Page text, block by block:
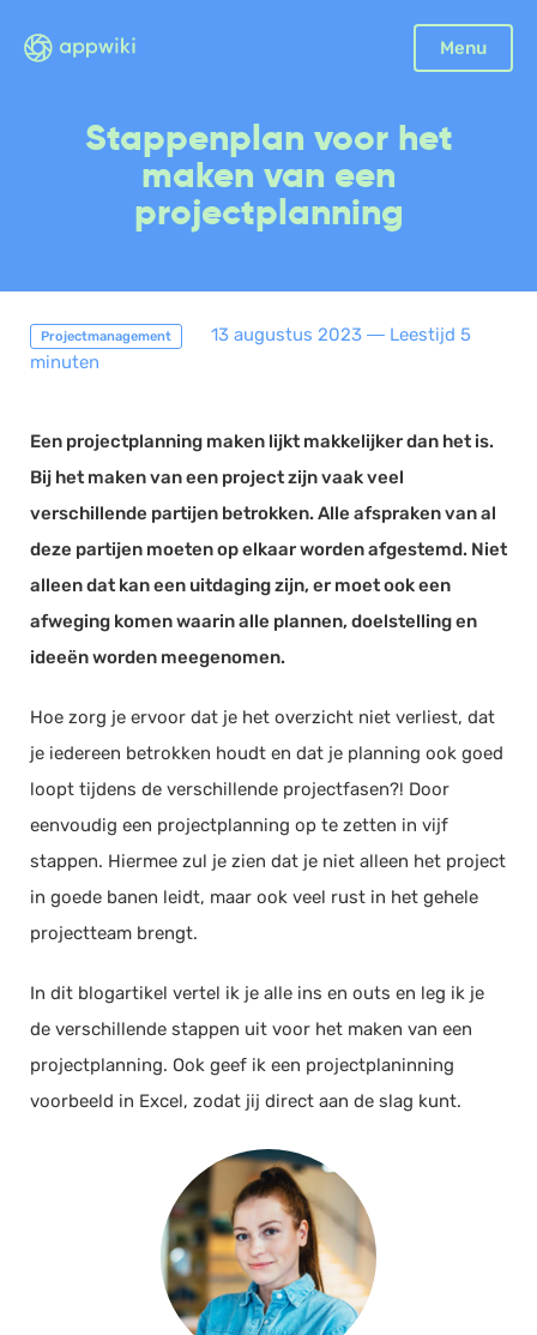
Menu
Facturatie
Bonnetjes
Declaraties
Offerte
Documentmanagement
Projectmanagement
Workflowmanagement
Werkbonnen
Rittenregistratie
Webshop
ERP
PSP
Verlof en verzuim
HRM
Salarisadministratie
Marketing automation
Stappenplan voor het
maken van een
projectplanning
Projectmanagement 13 augustus 2023 ― Leestijd 5
minuten
Een projectplanning maken lijkt makkelijker dan het is.
Bij het maken van een project zijn vaak veel
verschillende partijen betrokken. Alle afspraken van al
deze partijen moeten op elkaar worden afgestemd. Niet
alleen dat kan een uitdaging zijn, er moet ook een
afweging komen waarin alle plannen, doelstelling en
ideeën worden meegenomen.
Hoe zorg je ervoor dat je het overzicht niet verliest, dat
je iedereen betrokken houdt en dat je planning ook goed
loopt tijdens de verschillende projectfasen?! Door
eenvoudig een projectplanning op te zetten in vijf
stappen. Hiermee zul je zien dat je niet alleen het project
in goede banen leidt, maar ook veel rust in het gehele
projectteam brengt.
In dit blogartikel vertel ik je alle ins en outs en leg ik je
de verschillende stappen uit voor het maken van een
projectplanning. Ook geef ik een projectplaninning
voorbeeld in Excel, zodat jij direct aan de slag kunt.